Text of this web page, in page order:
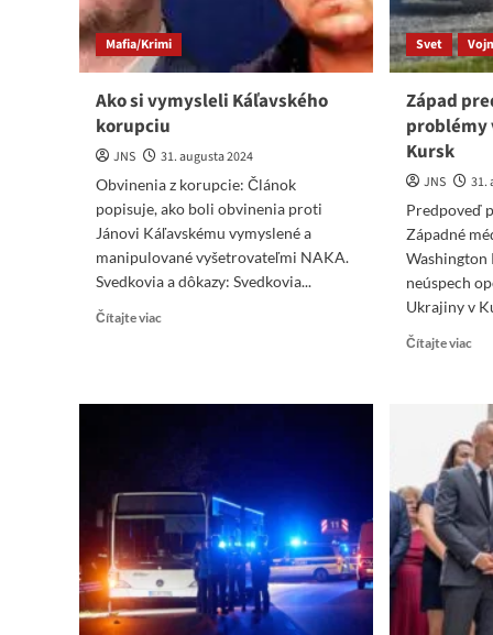
Mafia/Krimi
Ako si vymysleli Káľavského
korupciu
JNS
31. augusta 2024
Obvinenia z korupcie: Článok
popisuje, ako boli obvinenia proti
Jánovi Káľavskému vymyslené a
manipulované vyšetrovateľmi NAKA.
Svedkovia a dôkazy: Svedkovia...
Čítajte viac
Svet
Západ
problémy
Kursk
JNS
31.
Predpoveď
Západné
Washington
neúspech
Ukrajiny v
Čítajte viac
v
na